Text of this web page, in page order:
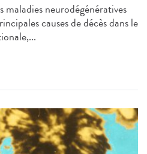
maladies neurodégénératives
causes de décès dans le